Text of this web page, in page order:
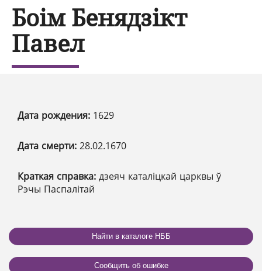
Боім Бенядзікт
Павел
Дата рождения: 1629
Дата смерти: 28.02.1670
Краткая справка: дзеяч каталіцкай царквы ў
Рэчы Паспалітай
Найти в каталоге НББ
Сообщить об ошибке